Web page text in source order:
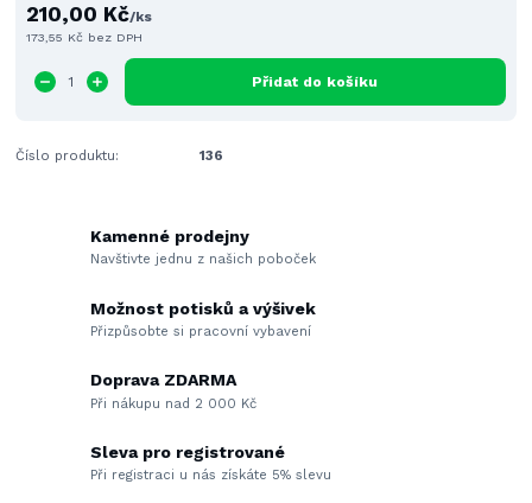
210,00 Kč/ks
173,55 Kč bez DPH
Přidat do košíku
Číslo produktu: 136
Kamenné prodejny
Navštivte jednu z našich poboček
Možnost potisků a výšivek
Přizpůsobte si pracovní vybavení
Doprava ZDARMA
Při nákupu nad 2 000 Kč
Sleva pro registrované
Při registraci u nás získáte 5% slevu